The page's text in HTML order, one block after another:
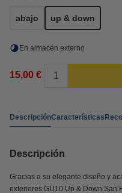
abajo up & down
En almacén externo
15,00 €
DescripciónCaracterísticas
Descripción
Gracias a su elegante diseño y
exteriores GU10 Up & Down San